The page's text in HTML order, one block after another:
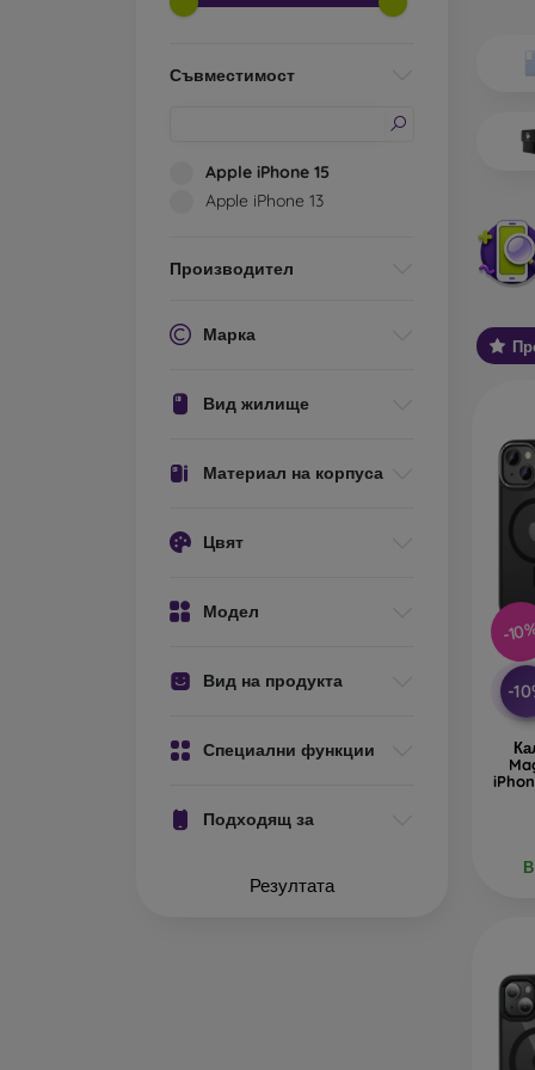
Съвместимост
Apple iPhone 15
Apple iPhone 13
Производител
Марка
Вид жилище
Материал на корпуса
Цвят
Модел
Вид на продукта
Специални функции
Подходящ за
Резултата
От
-
-